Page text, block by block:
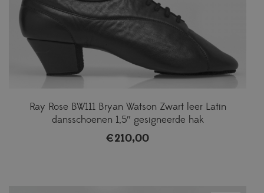
Ray Rose BW111 Bryan Watson Zwart leer Latin
dansschoenen 1,5″ gesigneerde hak
€210,00